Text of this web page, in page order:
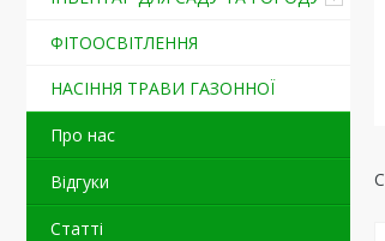
ФІТООСВІТЛЕННЯ
НАСІННЯ ТРАВИ ГАЗОННОЇ
Про нас
Відгуки
Статті